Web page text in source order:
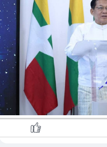
းသပ်လမ်းညွှန်အမှာစကား ပြ
ခမ်းအနားသို့ ပြည်ထောင်စုဝန်
ညာဖွံ့ဖြိုးတိုးတက်ရေးကော်မရှ
န်ကြီးချုပ်၊ တာဝန်ရှိသူများနှ
ရာထမ်း၊ အမှုထမ်းများ
းစွာ မြန်မာအာကာသအေဂျ
ေဂျင်စီ၏ လုပ်ငန်းဆောင်ရွ
ည်းပညာဆိုင်ရာ မိတ်ဖက်အဖွဲ့အစ
ြည်ပတက္ကသိုလ်များ၊ ကောလိပ်
းပေါင်းဆောင်ရွက်နေမှုတို့ကို
နောက် နိုင်ငံတော်သမ္မတသည်
ဂြိုဟ်တုပုံစံငယ်၊ MAH-
မ္ဘာမြေအဝေးမှအာရုံခံနည်း